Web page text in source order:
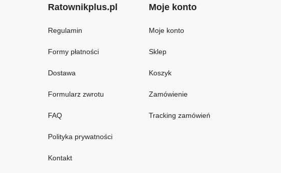
Ratownikplus.pl
Regulamin
Formy płatności
Dostawa
Formularz zwrotu
FAQ
Polityka prywatności
Kontakt
Moje konto
Moje konto
Sklep
Koszyk
Zamówienie
Tracking zamówień